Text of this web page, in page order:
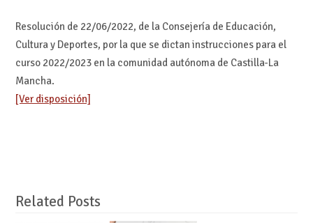
Resolución de 22/06/2022, de la Consejería de Educación,
Cultura y Deportes, por la que se dictan instrucciones para el
curso 2022/2023 en la comunidad autónoma de Castilla-La
Mancha.
[Ver disposición]
Related Posts